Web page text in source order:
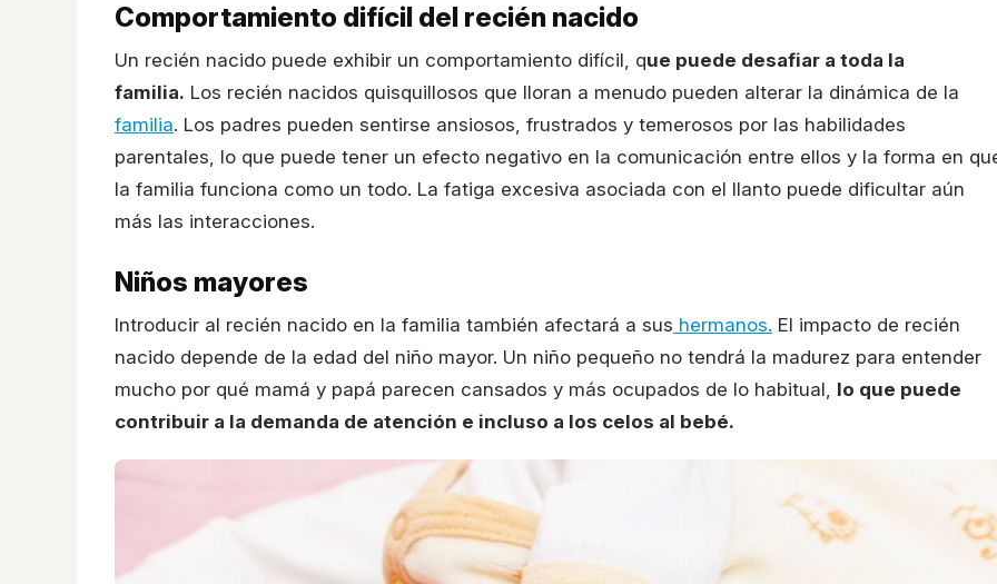
Comportamiento difícil del recién nacido
Un recién nacido puede exhibir un comportamiento difícil, que puede desafiar a toda la
familia. Los recién nacidos quisquillosos que lloran a menudo pueden alterar la dinámica de la
familia. Los padres pueden sentirse ansiosos, frustrados y temerosos por las habilidades
parentales, lo que puede tener un efecto negativo en la comunicación entre ellos y la forma en
la familia funciona como un todo. La fatiga excesiva asociada con el llanto puede dificultar aún
más las interacciones.
Niños mayores
Introducir al recién nacido en la familia también afectará a sus hermanos. El impacto de recién
nacido depende de la edad del niño mayor. Un niño pequeño no tendrá la madurez para entender
mucho por qué mamá y papá parecen cansados y más ocupados de lo habitual, lo que puede
contribuir a la demanda de atención e incluso a los celos al bebé.